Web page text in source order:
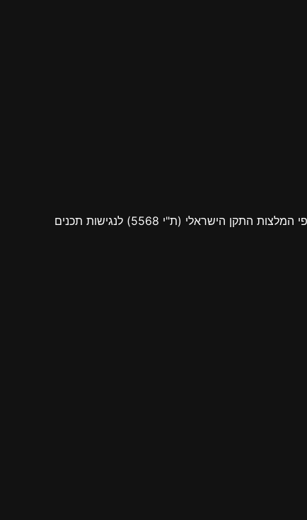
אתר זה עומד בדרישות תקנות שוויון זכויות לאנשים עם מוגבלות (התאמות נגישות לשירות), תשע"ג 2013. התאמות הנגישות בוצעו על פי המלצות התקן הישראלי (ת"י 5568) לנגישות תכנים